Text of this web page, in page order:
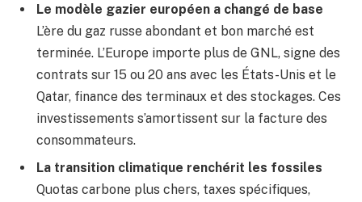
Le modèle gazier européen a changé de base
L’ère du gaz russe abondant et bon marché est
terminée. L’Europe importe plus de GNL, signe des
contrats sur 15 ou 20 ans avec les États-Unis et le
Qatar, finance des terminaux et des stockages. Ces
investissements s’amortissent sur la facture des
consommateurs.
La transition climatique renchérit les fossiles
Quotas carbone plus chers, taxes spécifiques,